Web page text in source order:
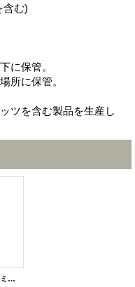
含む)
に保管。
に保管。
ツを含む製品を生産し
クーベルチュール ミルクフレーク ５００ｇ